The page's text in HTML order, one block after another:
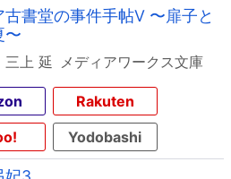
古書堂の事件手帖V 〜扉子と
〜
三上 延 メディアワークス文庫
Rakuten
Yodobashi